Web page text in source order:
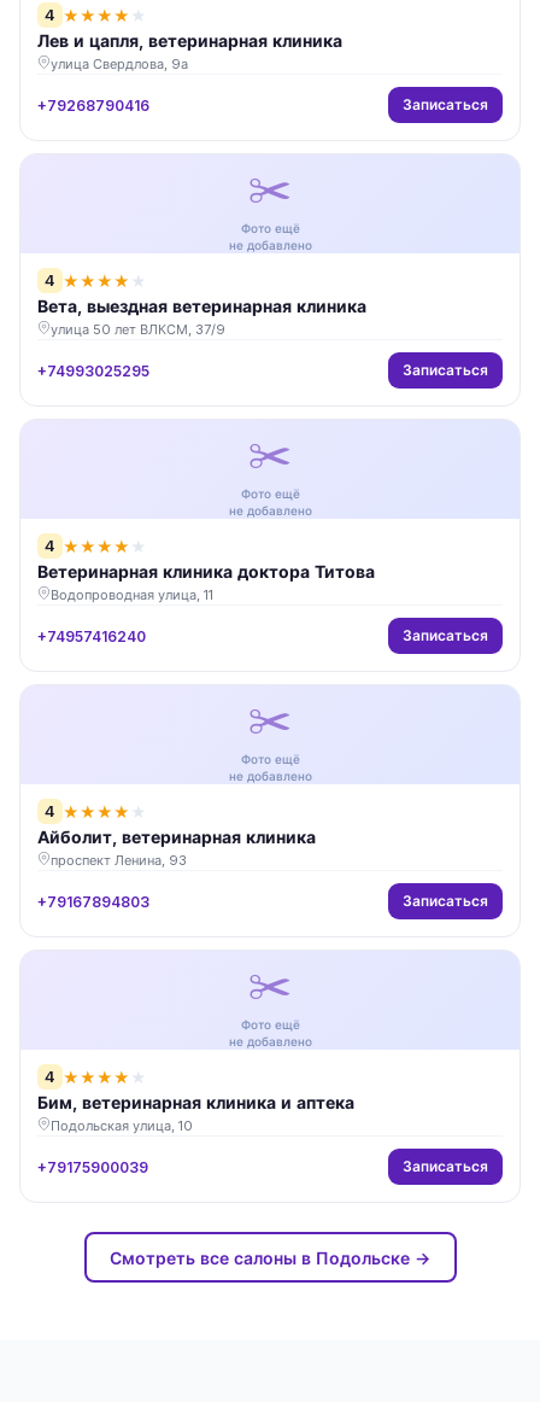
4 ★★★★ ★
Лев и цапля, ветеринарная клиника
улица Свердлова, 9а
+79268790416 Записаться
✂️
Фото ещё
не добавлено
4 ★★★★ ★
Вета, выездная ветеринарная клиника
улица 50 лет ВЛКСМ, 37/9
+74993025295 Записаться
✂️
Фото ещё
не добавлено
4 ★★★★ ★
Ветеринарная клиника доктора Титова
Водопроводная улица, 11
+74957416240 Записаться
✂️
Фото ещё
не добавлено
4 ★★★★ ★
Айболит, ветеринарная клиника
проспект Ленина, 93
+79167894803 Записаться
✂️
Фото ещё
не добавлено
4 ★★★★ ★
Бим, ветеринарная клиника и аптека
Подольская улица, 10
+79175900039 Записаться
Смотреть все салоны в Подольске →